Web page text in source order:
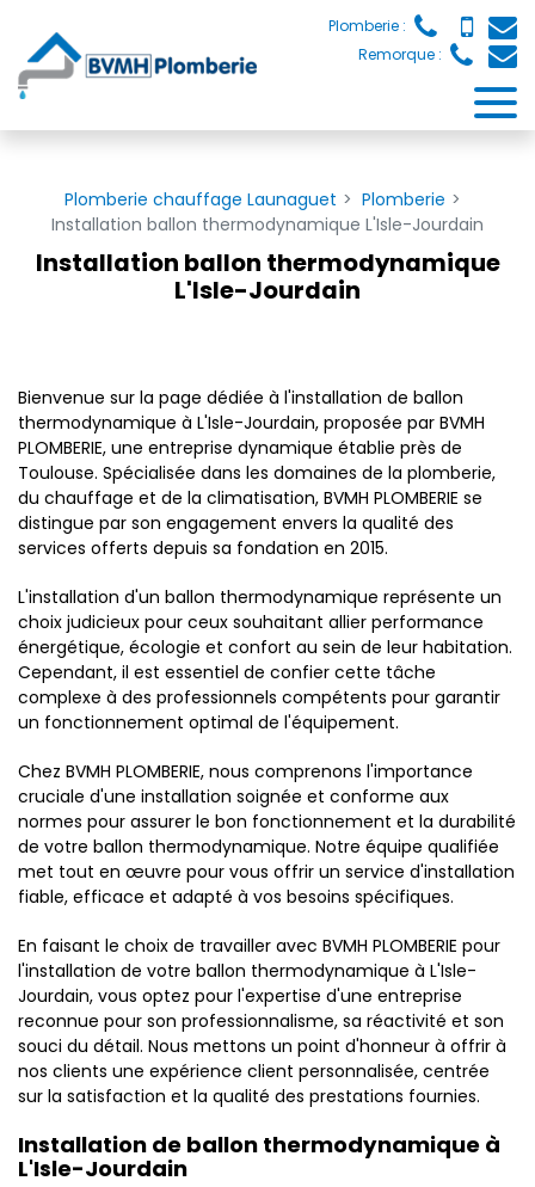
Plomberie :
Remorque :
Plomberie chauffage Launaguet
Plomberie
Installation ballon thermodynamique L'Isle-Jourdain
Installation ballon thermodynamique
L'Isle-Jourdain
Bienvenue sur la page dédiée à l'installation de ballon
thermodynamique à L'Isle-Jourdain, proposée par BVMH
PLOMBERIE, une entreprise dynamique établie près de
Toulouse. Spécialisée dans les domaines de la plomberie,
du chauffage et de la climatisation, BVMH PLOMBERIE se
distingue par son engagement envers la qualité des
services offerts depuis sa fondation en 2015.
L'installation d'un ballon thermodynamique représente un
choix judicieux pour ceux souhaitant allier performance
énergétique, écologie et confort au sein de leur habitation.
Cependant, il est essentiel de confier cette tâche
complexe à des professionnels compétents pour garantir
un fonctionnement optimal de l'équipement.
Chez BVMH PLOMBERIE, nous comprenons l'importance
cruciale d'une installation soignée et conforme aux
normes pour assurer le bon fonctionnement et la durabilité
de votre ballon thermodynamique. Notre équipe qualifiée
met tout en œuvre pour vous offrir un service d'installation
fiable, efficace et adapté à vos besoins spécifiques.
En faisant le choix de travailler avec BVMH PLOMBERIE pour
l'installation de votre ballon thermodynamique à L'Isle-
Jourdain, vous optez pour l'expertise d'une entreprise
reconnue pour son professionnalisme, sa réactivité et son
souci du détail. Nous mettons un point d'honneur à offrir à
nos clients une expérience client personnalisée, centrée
sur la satisfaction et la qualité des prestations fournies.
Installation de ballon thermodynamique à
L'Isle-Jourdain